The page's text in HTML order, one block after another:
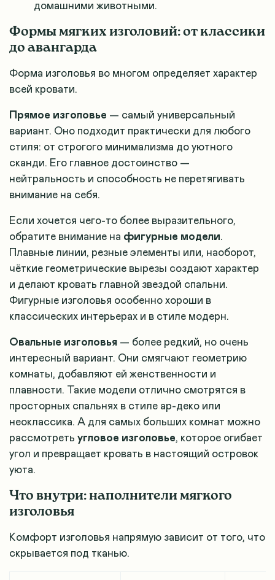
домашними животными.
Формы мягких изголовий: от классики
до авангарда
Форма изголовья во многом определяет характер
всей кровати.
Прямое изголовье — самый универсальный
вариант. Оно подходит практически для любого
стиля: от строгого минимализма до уютного
сканди. Его главное достоинство —
нейтральность и способность не перетягивать
внимание на себя.
Если хочется чего-то более выразительного,
обратите внимание на фигурные модели.
Плавные линии, резные элементы или, наоборот,
чёткие геометрические вырезы создают характер
и делают кровать главной звездой спальни.
Фигурные изголовья особенно хороши в
классических интерьерах и в стиле модерн.
Овальные изголовья — более редкий, но очень
интересный вариант. Они смягчают геометрию
комнаты, добавляют ей женственности и
плавности. Такие модели отлично смотрятся в
просторных спальнях в стиле ар-деко или
неоклассика. А для самых больших комнат можно
рассмотреть угловое изголовье, которое огибает
угол и превращает кровать в настоящий островок
уюта.
Что внутри: наполнители мягкого
изголовья
Комфорт изголовья напрямую зависит от того, что
скрывается под тканью.